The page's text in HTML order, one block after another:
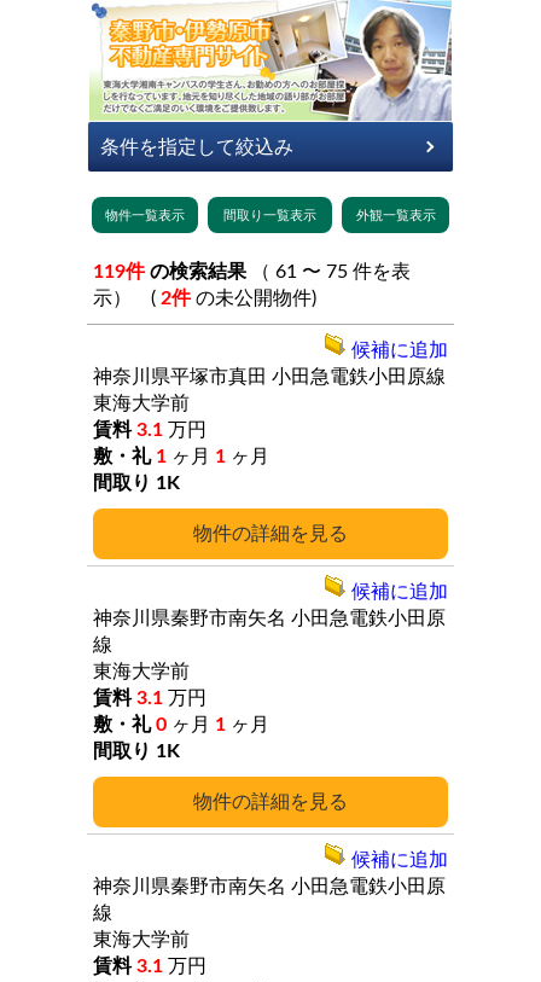
119件 の検索結果
示） ( 2件 の未公開物件)
詳細
神奈川県平塚市真田 小田急電鉄小田原線
東海大学前
3.1 万円
1 ヶ月 1 ヶ月
1K
候補に追加
詳細
神奈川県秦野市南矢名 小田急電鉄小田原
線
東海大学前
3.1 万円
0 ヶ月 1 ヶ月
1K
候補に追加
神奈川県秦野市南矢名 小田急電鉄小田原
線
東海大学前
3.1 万円
候補に追加